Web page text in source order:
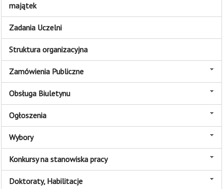
majątek
Zadania Uczelni
Struktura organizacyjna
Zamówienia Publiczne
Obsługa Biuletynu
Ogłoszenia
Wybory
Konkursy na stanowiska pracy
Doktoraty, Habilitacje